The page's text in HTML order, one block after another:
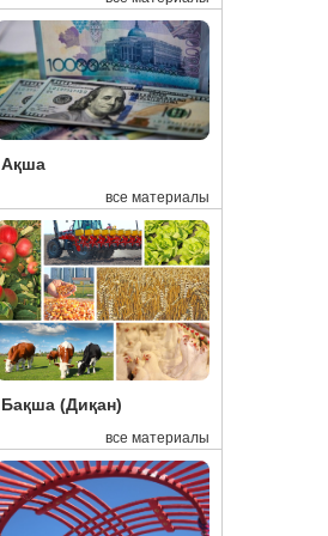
Ақша
все материалы
Бақша (Диқан)
все материалы